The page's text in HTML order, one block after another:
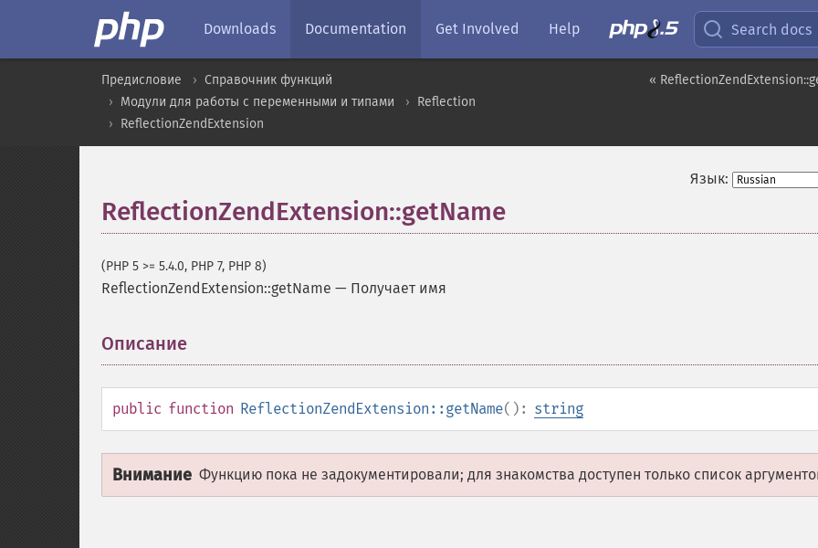
Downloads Documentation Get Involved Help Search docs
«
Предисловие
Справочник функций
Модули для работы с переменными и типами
Reflection
ReflectionZendExtension
Язык:
ReflectionZendExtension::getName
(PHP 5 >= 5.4.0, PHP 7, PHP 8)
ReflectionZendExtension::getName — Получает имя
Описание
public function ReflectionZendExtension::getName(): string
Внимание Функцию пока не задокументировали; для знакомства доступен только список